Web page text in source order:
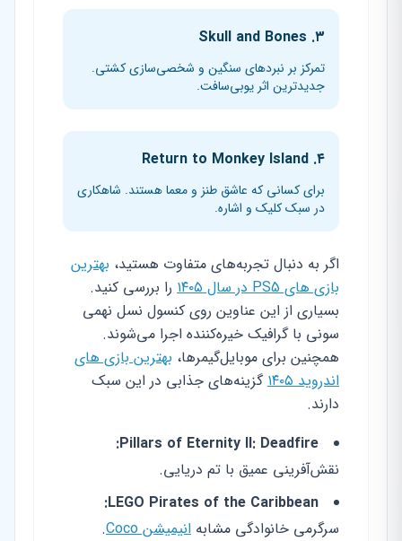
۳. Skull and Bones
تمرکز بر نبردهای سنگین و شخصی‌سازی کشتی.
جدیدترین اثر یوبی‌سافت.
۴. Return to Monkey Island
برای کسانی که عاشق طنز و معما هستند. شاهکاری
در سبک کلیک و اشاره.
اگر به دنبال تجربه‌های متفاوت هستید، بهترین
بازی های PS5 در سال ۱۴۰۵
را بررسی کنید.
بسیاری از این عناوین روی کنسول نسل نهمی
سونی با گرافیک خیره‌کننده اجرا می‌شوند.
همچنین برای موبایل‌گیمرها، بهترین بازی های
اندروید ۱۴۰۵
گزینه‌های جذابی در این سبک
دارند.
Pillars of Eternity II: Deadfire:
نقش‌آفرینی عمیق با تم دریایی.
LEGO Pirates of the Caribbean:
سرگرمی خانوادگی مشابه انیمیشن Coco
.